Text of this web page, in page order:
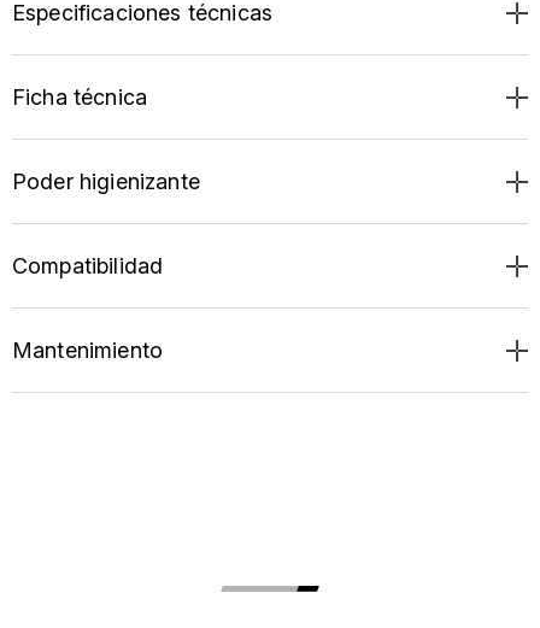
Especificaciones técnicas
Ficha técnica
Poder higienizante
Compatibilidad
Mantenimiento